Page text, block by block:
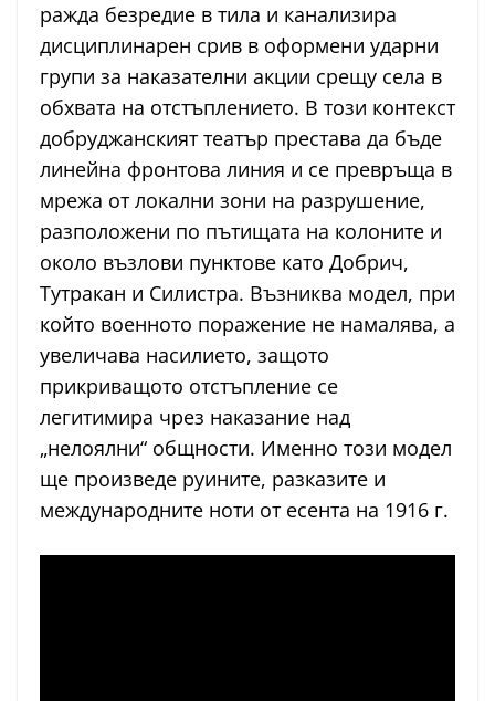
ражда безредие в тила и канализира
дисциплинарен срив в оформени ударни
групи за наказателни акции срещу села в
обхвата на отстъплението. В този контекст
добруджанският театър престава да бъде
линейна фронтова линия и се превръща в
мрежа от локални зони на разрушение,
разположени по пътищата на колоните и
около възлови пунктове като Добрич,
Тутракан и Силистра. Възниква модел, при
който военното поражение не намалява, а
увеличава насилието, защото
прикриващото отстъпление се
легитимира чрез наказание над
„нелоялни“ общности. Именно този модел
ще произведе руините, разказите и
международните ноти от есента на 1916 г.